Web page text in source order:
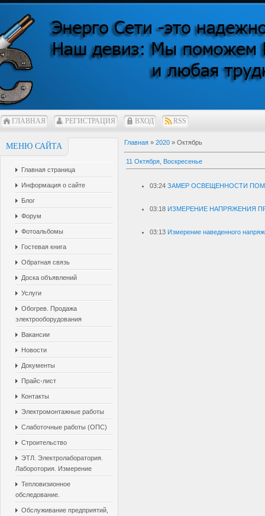
ГЛАВНАЯ РЕГИСТРАЦИЯ ВХОД RSS
МЕНЮ САЙТА
Главная страница
Информация о сайте
Блог
Форум
Фотоальбомы
Гостевая книга
Обратная связь
Доска объявлений
Услуги
Обогрев. Продажа
электрооборудования
Вакансии
Новости
Документы
Прайс-лист
Контакты
Электромонтажные работы
Слаботочные работы (ОПС)
Строительство
ЭТЛ. Электролаборатория.
Лаборотория. Измерение
Тепловизионное
обследование.
Обслуживание предприятий,
Главная » 2020 » Октябрь
11 Октября, Воскресенье
03:24 ЗАМЕР ОСВЕЩЕННОСТИ
03:18 ИЗМЕРЕНИЕ НАПРЯЖЕНИЯ
03:13 Измерение наведенного